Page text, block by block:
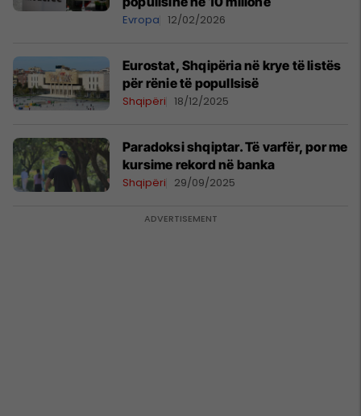
Evropa 12/02/2026
Eurostat, Shqipëria në krye të listës
për rënie të popullsisë
Shqipëri 18/12/2025
Paradoksi shqiptar. Të varfër, por me
kursime rekord në banka
Shqipëri 29/09/2025